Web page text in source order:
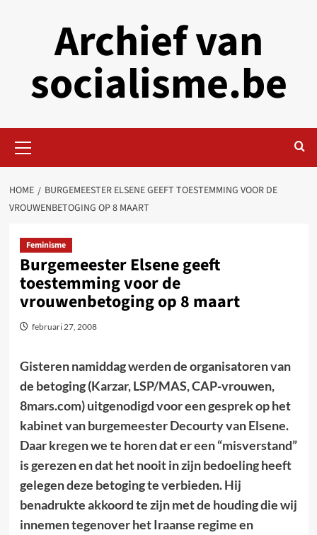
Archief van
socialisme.be
Menu
HOME
BURGEMEESTER ELSENE GEEFT TOESTEMMING VOOR DE
VROUWENBETOGING OP 8 MAART
Feminisme
Burgemeester Elsene geeft
toestemming voor de
vrouwenbetoging op 8 maart
februari 27, 2008
Gisteren namiddag werden de organisatoren van
de betoging (Karzar, LSP/MAS, CAP-vrouwen,
8mars.com) uitgenodigd voor een gesprek op het
kabinet van burgemeester Decourty van Elsene.
Daar kregen we te horen dat er een “misverstand”
is gerezen en dat het nooit in zijn bedoeling heeft
gelegen deze betoging te verbieden. Hij
benadrukte akkoord te zijn met de houding die wij
innemen tegenover het Iraanse regime en